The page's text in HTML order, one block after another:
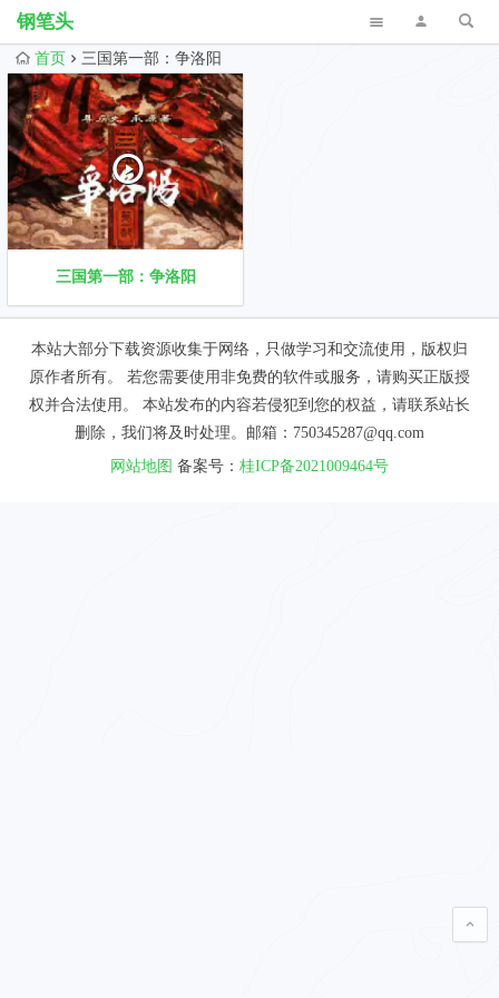
钢笔头
首页 三国第一部：争洛阳
三国第一部：争洛阳
本站大部分下载资源收集于网络，只做学习和交流使用，版权归
原作者所有。 若您需要使用非免费的软件或服务，请购买正版授
权并合法使用。 本站发布的内容若侵犯到您的权益，请联系站长
删除，我们将及时处理。邮箱：750345287@qq.com
网站地图 备案号： 桂ICP备2021009464号